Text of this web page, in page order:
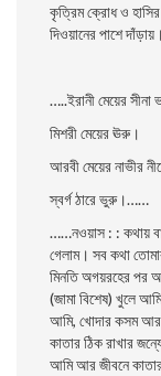
কৃত্রিম ক্রোধ ও হাসির
দিওয়ানের পাশে
…..ইরানী মেয়ের সীনা
মিশরী মেয়ের ঊরু।
আরবী মেয়ের নাভীর
স্বর্গ ঠারে ভুরু।……
……নওয়াস : : কথায়
গেলাম। সব কথা
মিনতি অগয়রহের পর
(জামা বিশেষ) খুলে
আমি, খোদার কসম আর
কাতার ঠিক রাখার
আমি আর জীবনে